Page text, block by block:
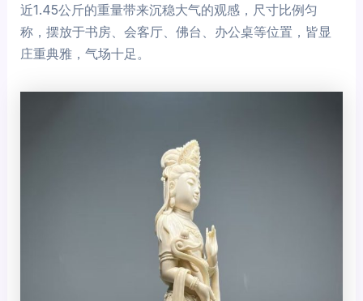
近1.45公斤的重量带来沉稳大气的观感，尺寸比例匀
称，摆放于书房、会客厅、佛台、办公桌等位置，皆显
庄重典雅，气场十足。